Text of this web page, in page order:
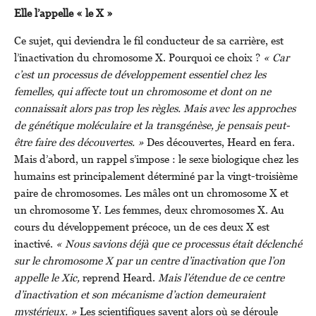
Elle l’appelle « le X »
Ce sujet, qui deviendra le fil conducteur de sa carrière, est
l’inactivation du chromosome X. Pourquoi ce choix ? « Car
c’est un processus de développement essentiel chez les
femelles, qui affecte tout un chromosome et dont on ne
connaissait alors pas trop les règles. Mais avec les approches
de génétique moléculaire et la transgénèse, je pensais peut-
être faire des découvertes. »Des découvertes, Heard en fera.
Mais d’abord, un rappel s’impose : le sexe biologique chez les
humains est principalement déterminé par la vingt-troisième
paire de chromosomes. Les mâles ont un chromosome X et
un chromosome Y. Les femmes, deux chromosomes X. Au
cours du développement précoce, un de ces deux X est
inactivé. « Nous savions déjà que ce processus était déclenché
sur le chromosome X par un centre d’inactivation que l’on
appelle le Xic,reprend Heard. Mais l’étendue de ce centre
d’inactivation et son mécanisme d’action demeuraient
mystérieux. »Les scientifiques savent alors où se déroule